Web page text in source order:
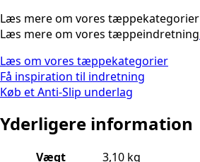
Læs mere om vores tæppekategorier
Læs mere om vores tæppeindretning
Læs om vores tæppekategorier
Få inspiration til indretning
Køb et Anti-Slip underlag
Yderligere information
Vægt
3,10 kg